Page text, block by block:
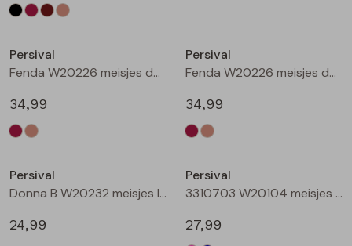
Persival
Fenda W20226 meisjes denim jack Wijnrood
34,99
Persival
Fenda W20226 meisjes denim jack Zand
34,99
Persival
Donna B W20232 meisjes lange broek Wijnrood
24,99
Persival
3310703 W20104 meisjes Jurk Cerise
27,99